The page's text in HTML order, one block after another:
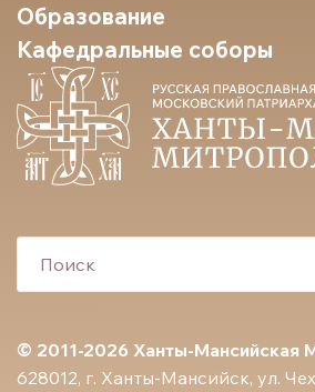
© 2011-2026 Ханты-Мансийская
628012, г. Ханты-Мансийск, ул.
Образование
Кафедральные соборы